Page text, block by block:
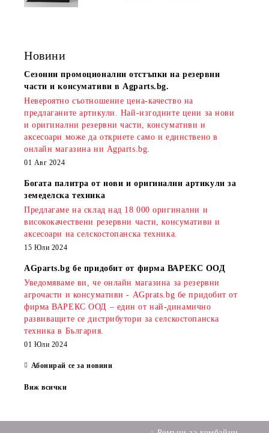
Новини
Сезонни промоционални отстъпки на резервни
части и консумативи в Agparts.bg.
Невероятно съотношение цена-качество на
предлаганите артикули. Най-изгодните цени за нови
и оригинални резервни части, консумативи и
аксесоари може да откриете само и единствено в
онлайн магазина ни Agparts.bg.
01 Авг 2024
Богата палитра от нови и оригинални артикули за
земеделска техника
Предлагаме на склад над 18 000 оригинални и
висококачествени резервни части, консумативи и
аксесоари на селскостопанска техника.
15 Юли 2024
AGparts.bg бе придобит от фирма ВАРЕКС ООД
Уведомяваме ви, че онлайн магазина за резервни
агрочасти и консумативи - AGprats.bg бе придобит от
фирма ВАРЕКС ООД – един от най-динамично
развиващите се дистрибутори за селскостопанска
техника в България.
01 Юли 2024
Абонирай се за новини
Виж всички